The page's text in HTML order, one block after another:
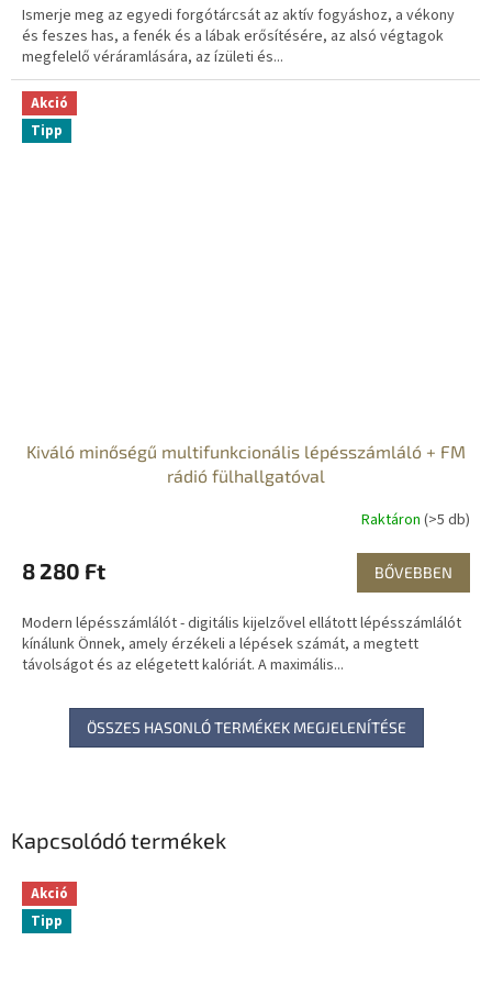
Kapcsolódó termékek
Akció
Tipp
Ismerje meg az egyedi forgótárcsát az aktív fogyáshoz, a vékony
és feszes has, a fenék és a lábak erősítésére, az alsó végtagok
megfelelő véráramlására, az ízületi és...
Akció
Tipp
Kiváló minőségű multifunkcionális lépésszámláló + FM
rádió fülhallgatóval
Raktáron (>5 db)
8 280 Ft BŐVEBBEN
Modern lépésszámlálót - digitális kijelzővel ellátott lépésszámlálót
kínálunk Önnek, amely érzékeli a lépések számát, a megtett
távolságot és az elégetett kalóriát. A maximális...
ÖSSZES HASONLÓ TERMÉKEK MEGJELENÍTÉSE